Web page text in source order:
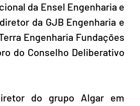
da Ensel Engenharia e
da GJB Engenharia e
Engenharia Fundações
do Conselho Deliberativo
do grupo Algar em